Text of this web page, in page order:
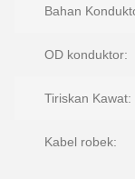
Bahan
OD konduktor:
Tiriskan Kawat:
Kabel robek: